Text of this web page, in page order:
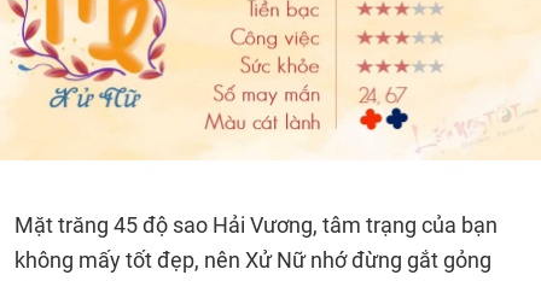
Mặt trăng 45 độ sao Hải Vương, tâm trạng của bạn
không mấy tốt đẹp, nên Xử Nữ nhớ đừng gắt gỏng